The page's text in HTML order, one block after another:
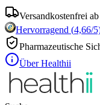
Versandkostenfrei
Hervorragend (4,66/
Pharmazeutische
Über Healthii